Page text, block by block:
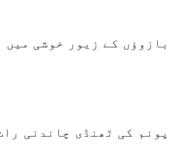
بازوؤں کے زیور خوشی میں
پونم کی ٹھنڈی چاندنی